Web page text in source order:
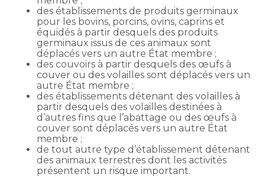
des établissements de produits germinaux
pour les bovins, porcins, ovins, caprins et
équidés à partir desquels des produits
germinaux issus de ces animaux sont
déplacés vers un autre État membre ;
des couvoirs à partir desquels des œufs à
couver ou des volailles sont déplacés vers un
autre État membre ;
des établissements détenant des volailles à
partir desquels des volailles destinées à
d’autres fins que l’abattage ou des œufs à
couver sont déplacés vers un autre État
membre ;
de tout autre type d’établissement détenant
des animaux terrestres dont les activités
présentent un risque important.